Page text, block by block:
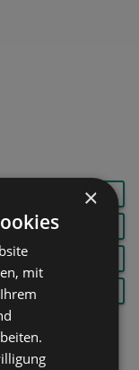
GASGRILL
PERSIL
WASCHMASCHINE
×
mit